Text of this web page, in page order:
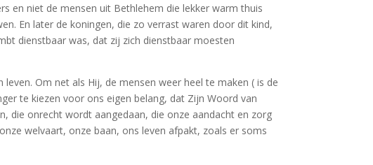
en niet de mensen uit Bethlehem die lekker warm thuis
En later de koningen, die zo verrast waren door dit kind,
dienstbaar was, dat zij zich dienstbaar moesten
Om net als Hij, de mensen weer heel te maken ( is de
te kiezen voor ons eigen belang, dat Zijn Woord van
die onrecht wordt aangedaan, die onze aandacht en zorg
welvaart, onze baan, ons leven afpakt, zoals er soms